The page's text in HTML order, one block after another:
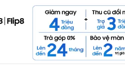
Quảng cáo